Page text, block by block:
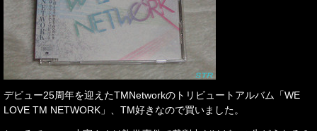
デビュー25周年を迎えたTMNetworkのトリビュートアルバム「WE
LOVE TM NETWORK」、TM好きなので買いました。